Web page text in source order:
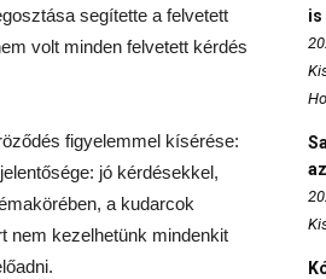
segítette a felvetett
volt minden felvetett kérdés
figyelemmel kísérése:
jó kérdésekkel,
a kudarcok
nem kezelhetünk mindenkit
is